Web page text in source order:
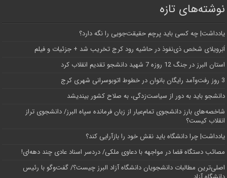
نوشته‌های تازه
یادداشت| ‌چه کسی باید پرچم حقیقت‌جویی را نگه دارد؟
اَبَر‌ویلای شخص ذی‌نفوذ در حاشیه‌ رود کرج تخریب شد + جزئیات و فیلم
استان البرز در جنگ 12 روزه 7 شهید دانشجو تقدیم انقلاب کرد
3 روز رفت‌وآمد رایگان بانوان در خطوط اتوبوسرانی شهری کرج
دانشجو باید به دور از سیاست‌زدگی، به صلاح کشور بیندیشد
شاخصه‌های بارز دانشجوی تمام‌عیار از زبان فرمانده سپاه البرز/ دانشجوی تراز
انقلاب کیست؟
یادداشت| چرا دانشگاه باید نقش خود را بازآرایی کند؟
مصائب دستگاه قضا در مواجهه با دعاوی ملکی/ دردسر اسناد عادی چند‌ دهه‌ای!
اصلی‌ترین مطالبات دانشجویان دانشگاه آزاد البرز چیست؟/ گفت‌وگو با رئیس